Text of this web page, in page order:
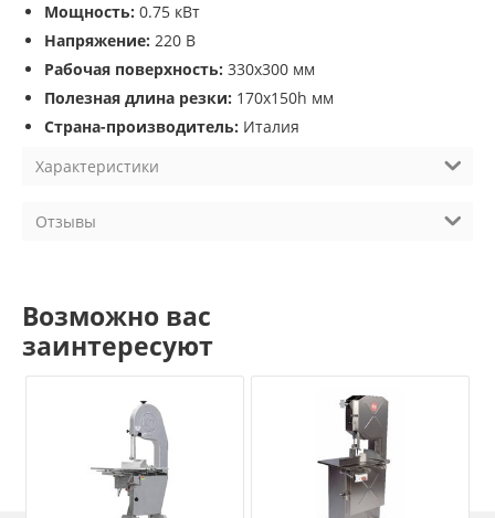
Мощность: 0.75 кВт
Напряжение: 220 В
Рабочая поверхность: 330x300 мм
Полезная длина резки: 170x150h мм
Страна-производитель: Италия
Характеристики
Отзывы
Возможно вас
заинтересуют